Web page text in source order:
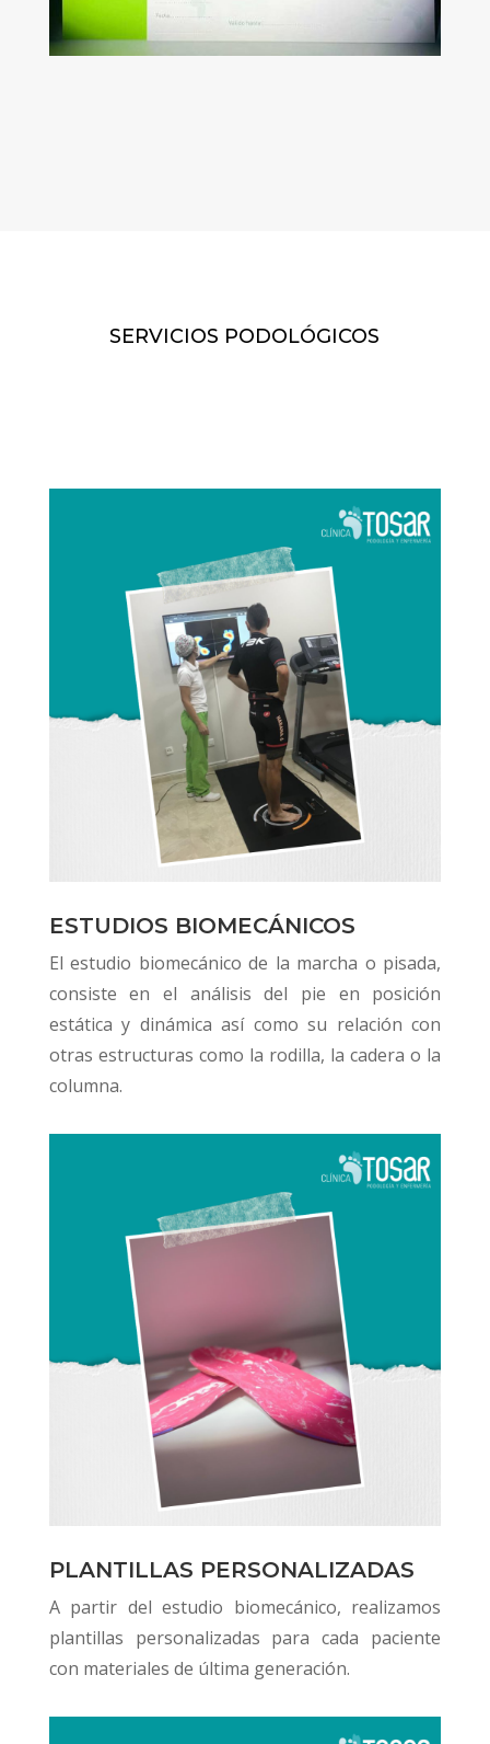
SERVICIOS PODOLÓGICOS
ESTUDIOS BIOMECÁNICOS
El estudio biomecánico de la marcha o pisada,
consiste en el análisis del pie en posición
estática y dinámica así como su relación con
otras estructuras como la rodilla, la cadera o la
columna.
PLANTILLAS PERSONALIZADAS
A partir del estudio biomecánico, realizamos
plantillas personalizadas para cada paciente
con materiales de última generación.